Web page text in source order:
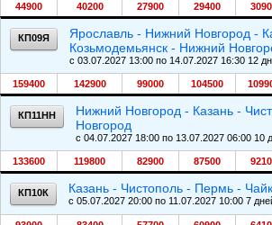
44900 40200 27900 29400
КП09Я
Ярославль - Нижний Новгород -
Козьмодемьянск - Нижний
c 03.07.2027 13:00 по 14.07.2027 16:30 12
159400 142900 99000 104500
КП11НН
Нижний Новгород - Казань -
Новгород
c 04.07.2027 18:00 по 13.07.2027 06:00 10
133600 119800 82900 87500
КП10К Казань - Чистополь - Пермь -
c 05.07.2027 20:00 по 11.07.2027 10:00 7